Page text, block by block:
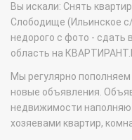
Вы искали: Снять
Слободище (Ильинское
недорого с фото - сдать
область на
Мы регулярно пополняем
новые объявления.
недвижимости
хозяевами квартир,